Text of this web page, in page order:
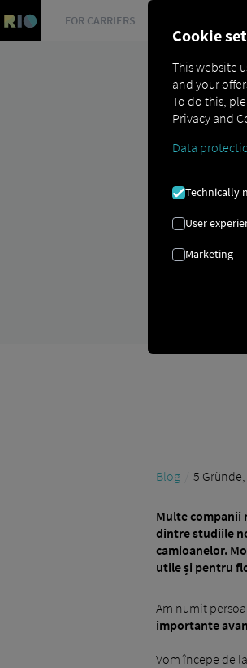
FOR CARRIERS
5 motive
Blog 5
Multe companii
dintre studiile
camioanelor.
utile și pentru
Am numit
importante
Vom începe de
Cookie
This website
and your
To do this,
Privacy and
Data
Technically
User
Marketing